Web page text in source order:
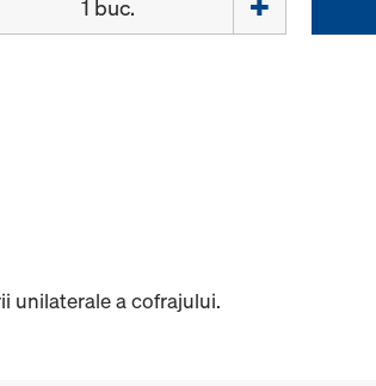
unilaterale a cofrajului.